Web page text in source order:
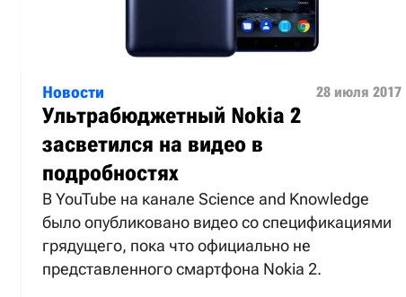
Новости 28 июля 2017
Ультрабюджетный Nokia 2
засветился на видео в
подробностях
В YouTube на канале Science and Knowledge
было опубликовано видео со спецификациями
грядущего, пока что официально не
представленного смартфона Nokia 2.